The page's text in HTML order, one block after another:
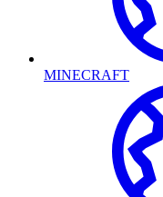
MINECRAFT